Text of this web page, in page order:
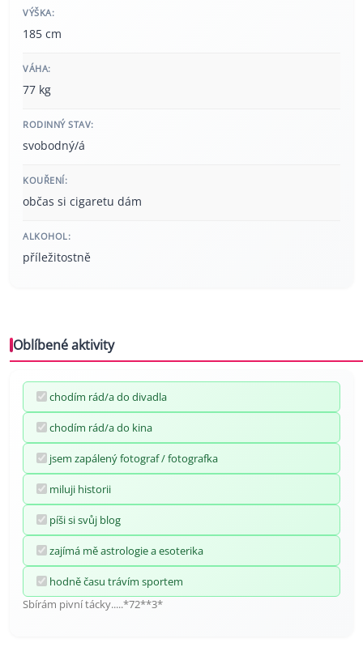
VÝŠKA:
185 cm
VÁHA:
77 kg
RODINNÝ STAV:
svobodný/á
KOUŘENÍ:
občas si cigaretu dám
ALKOHOL:
příležitostně
Oblíbené aktivity
chodím rád/a do divadla
chodím rád/a do kina
jsem zapálený fotograf / fotografka
miluji historii
píši si svůj blog
zajímá mě astrologie a esoterika
hodně času trávím sportem
Sbírám pivní tácky.....*72**3*